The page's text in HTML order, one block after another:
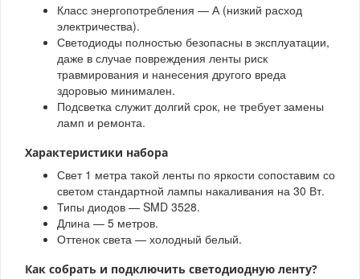
Класс энергопотребления — А (низкий расход
электричества).
Светодиоды полностью безопасны в эксплуатации,
даже в случае повреждения ленты риск
травмирования и нанесения другого вреда
здоровью минимален.
Подсветка служит долгий срок, не требует замены
ламп и ремонта.
Характеристики набора
Свет 1 метра такой ленты по яркости сопоставим со
светом стандартной лампы накаливания на 30 Вт.
Типы диодов — SMD 3528.
Длина — 5 метров.
Оттенок света — холодный белый.
Как собрать и подключить светодиодную ленту?